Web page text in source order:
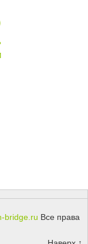
bridge.ru Все права